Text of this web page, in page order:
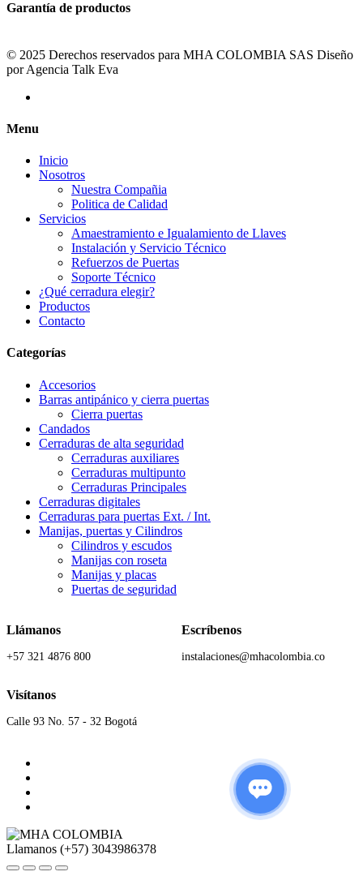
Garantía de productos
© 2025 Derechos reservados para MHA COLOMBIA SAS Diseño
por Agencia Talk Eva
Menu
Inicio
Nosotros
Nuestra Compañia
Politica de Calidad
Servicios
Amaestramiento e Igualamiento de Llaves
Instalación y Servicio Técnico
Refuerzos de Puertas
Soporte Técnico
¿Qué cerradura elegir?
Productos
Contacto
Categorías
Accesorios
Barras antipánico y cierra puertas
Cierra puertas
Candados
Cerraduras de alta seguridad
Cerraduras auxiliares
Cerraduras multipunto
Cerraduras Principales
Cerraduras digitales
Cerraduras para puertas Ext. / Int.
Manijas, puertas y Cilindros
Cilindros y escudos
Manijas con roseta
Manijas y placas
Puertas de seguridad
Llámanos
+57 321 4876 800
Escríbenos
instalaciones@mhacolombia.co
Visítanos
Calle 93 No. 57 - 32 Bogotá
Llamanos (+57) 3043986378